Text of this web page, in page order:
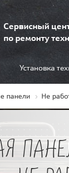
Сервисный
по ремонту
Установка
панели Не